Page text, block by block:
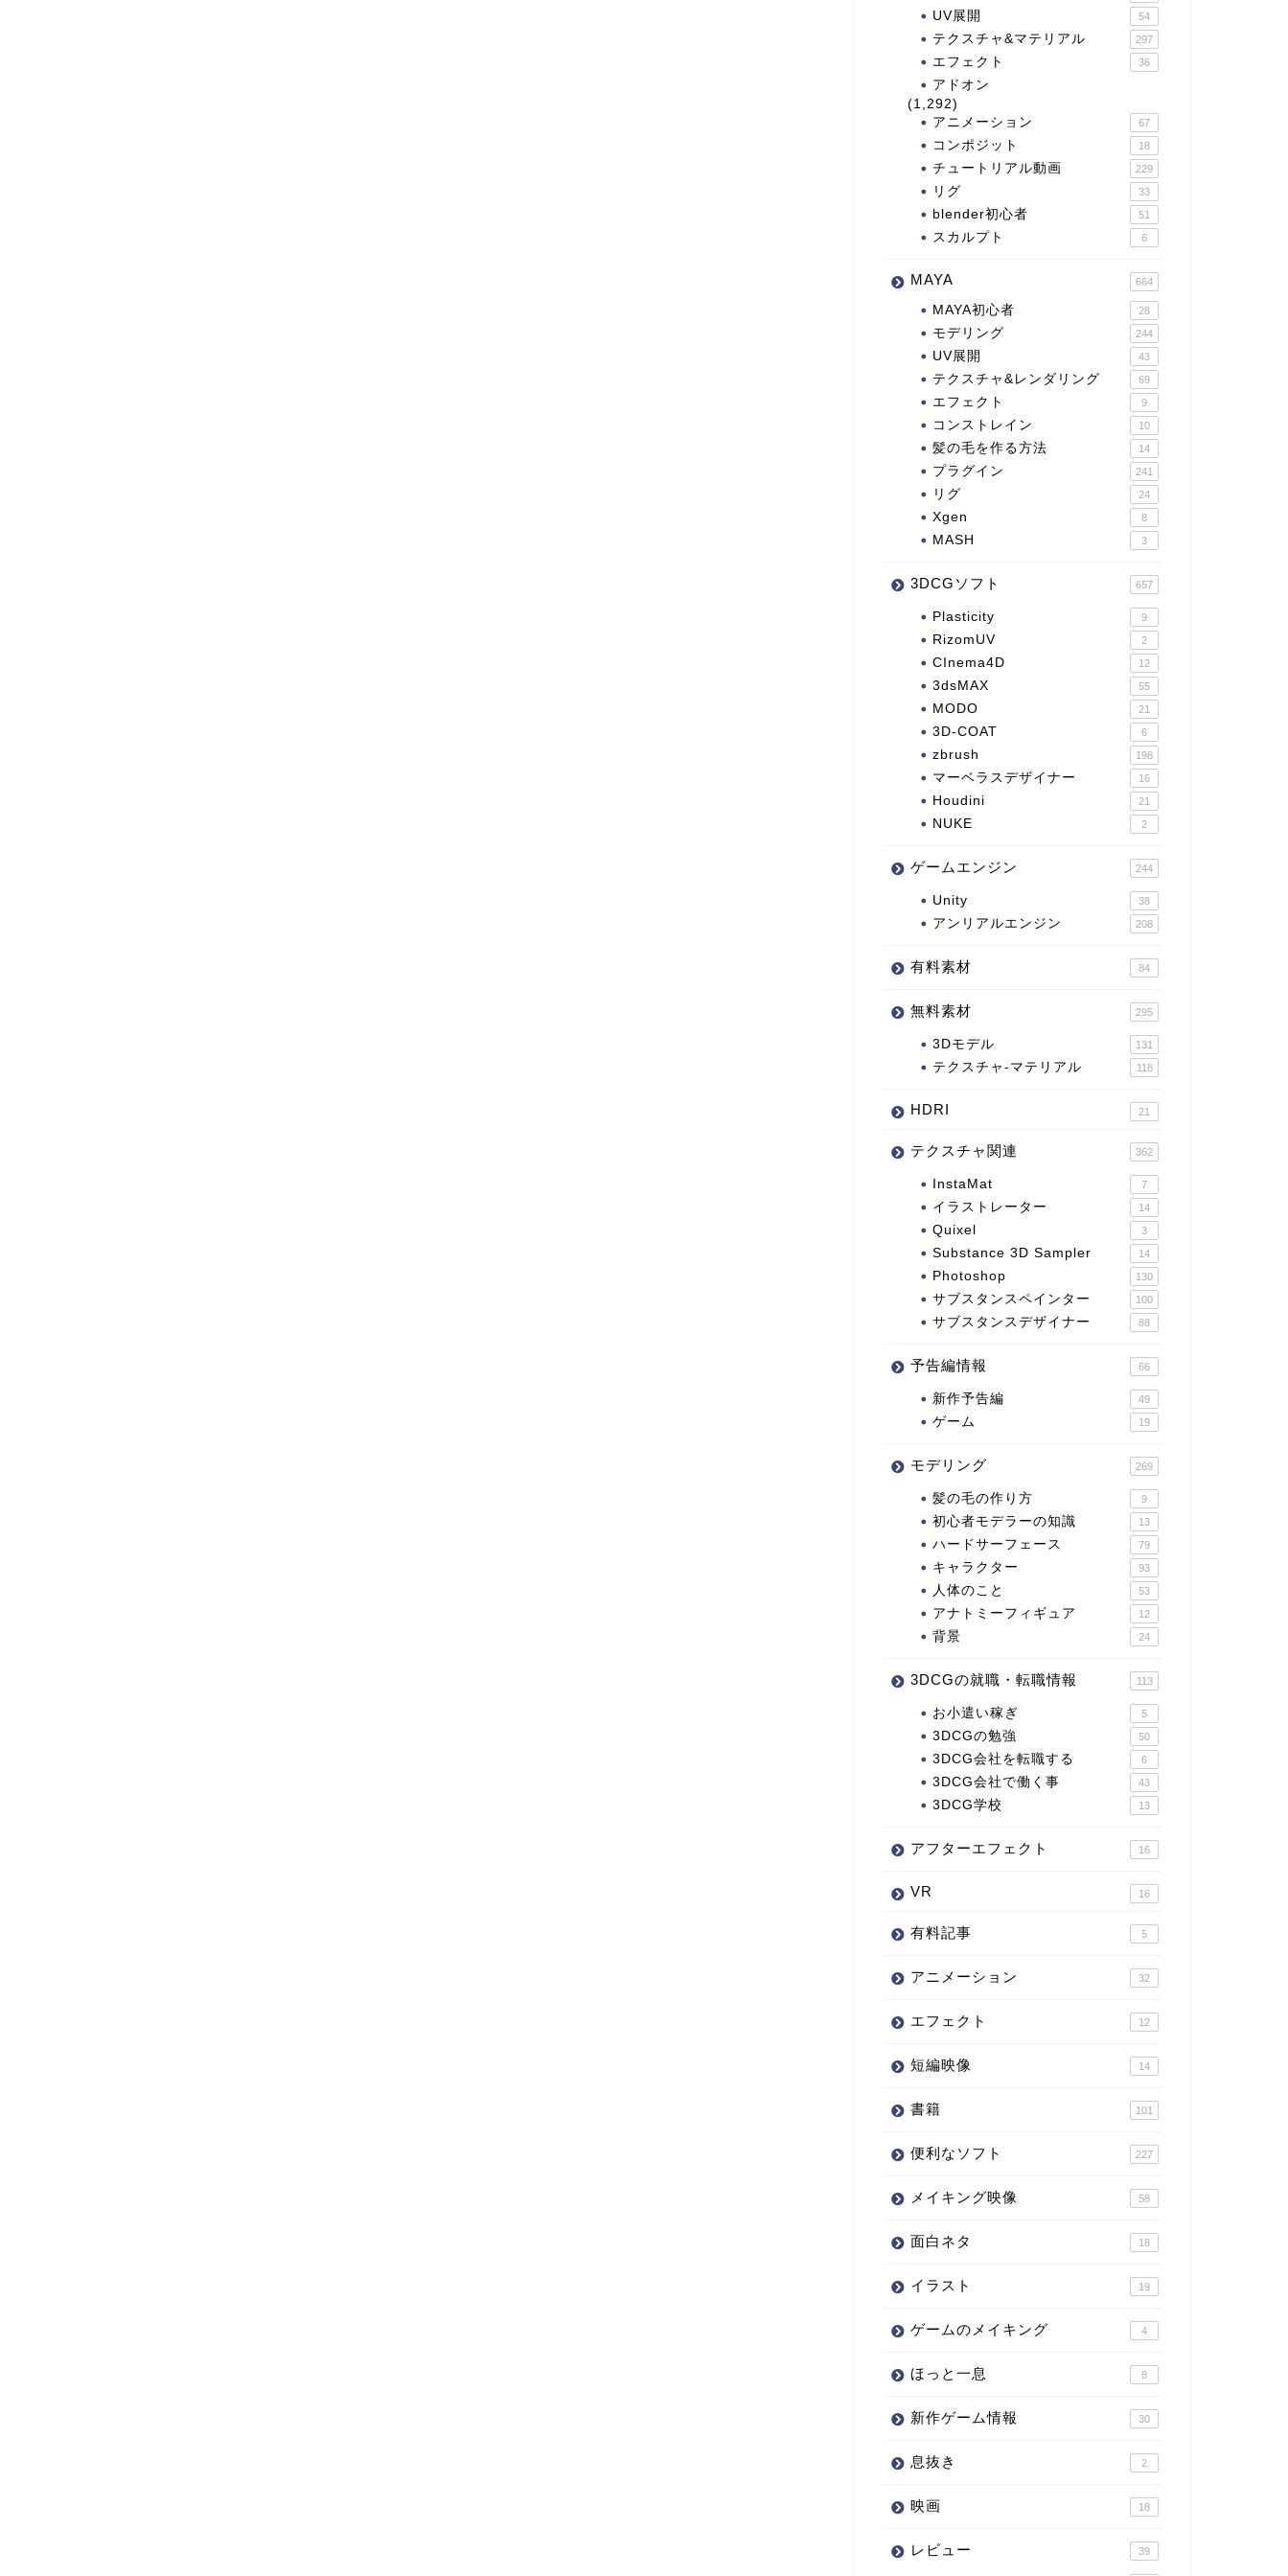
UV展開 54
テクスチャ&マテリアル 297
エフェクト 36
アドオン
(1,292)
アニメーション
67
コンポジット 18
チュートリアル動画 229
リグ 33
blender初心者 51
スカルプト 6
MAYA 664
MAYA初心者 28
モデリング 244
UV展開 43
テクスチャ&レンダリング 69
エフェクト 9
コンストレイン 10
髪の毛を作る方法 14
プラグイン 241
リグ 24
Xgen 8
MASH 3
3DCGソフト 657
Plasticity 9
RizomUV 2
CInema4D 12
3dsMAX 55
MODO 21
3D-COAT 6
zbrush 198
マーベラスデザイナー 16
Houdini 21
NUKE 2
ゲームエンジン 244
Unity 38
アンリアルエンジン 208
有料素材 84
無料素材 295
3Dモデル 131
テクスチャ-マテリアル 118
HDRI 21
テクスチャ関連 362
InstaMat 7
イラストレーター 14
Quixel 3
Substance 3D Sampler 14
Photoshop 130
サブスタンスペインター 100
サブスタンスデザイナー 88
予告編情報 66
新作予告編 49
ゲーム 19
モデリング 269
髪の毛の作り方 9
初心者モデラーの知識 13
ハードサーフェース 79
キャラクター 93
人体のこと 53
アナトミーフィギュア 12
背景 24
3DCGの就職・転職情報 113
お小遣い稼ぎ 5
3DCGの勉強 50
3DCG会社を転職する 6
3DCG会社で働く事 43
3DCG学校 13
アフターエフェクト 16
VR 16
有料記事 5
アニメーション 32
エフェクト 12
短編映像 14
書籍 101
便利なソフト 227
メイキング映像 58
面白ネタ 18
イラスト 19
ゲームのメイキング 4
ほっと一息 8
新作ゲーム情報 30
息抜き 2
映画 18
レビュー 39